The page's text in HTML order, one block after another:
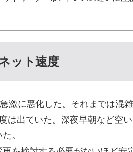
ット速度
激に悪化した。それまでは混
は出ていた。深夜早朝など空
。